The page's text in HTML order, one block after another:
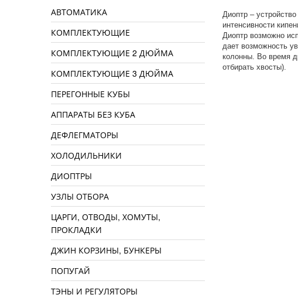
Диоптр –
интенсивности
Диоптр возможно
дает возможность
колонны. Во время
отбирать хвосты).
АВТОМАТИКА
КОМПЛЕКТУЮЩИЕ
КОМПЛЕКТУЮЩИЕ 2 ДЮЙМА
КОМПЛЕКТУЮЩИЕ 3 ДЮЙМА
ПЕРЕГОННЫЕ КУБЫ
АППАРАТЫ БЕЗ КУБА
ДЕФЛЕГМАТОРЫ
ХОЛОДИЛЬНИКИ
ДИОПТРЫ
УЗЛЫ ОТБОРА
ЦАРГИ, ОТВОДЫ, ХОМУТЫ,
ПРОКЛАДКИ
ДЖИН КОРЗИНЫ, БУНКЕРЫ
ПОПУГАЙ
ТЭНЫ И РЕГУЛЯТОРЫ